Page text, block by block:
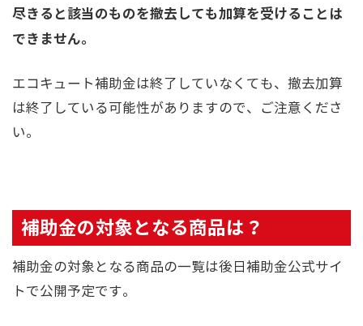
尽きると該当のものを撤去しても加算を受けることは
できません。
エコキュート補助金は終了していなくても、撤去加算
は終了している可能性がありますので、ご注意くださ
い。
補助金の対象となる商品は？
補助金の対象となる商品の一覧は後日補助金公式サイ
トで公開予定です。